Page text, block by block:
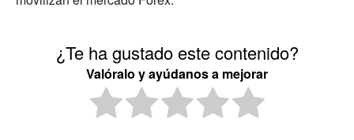
¿Te ha gustado este contenido?
Valóralo y ayúdanos a mejorar